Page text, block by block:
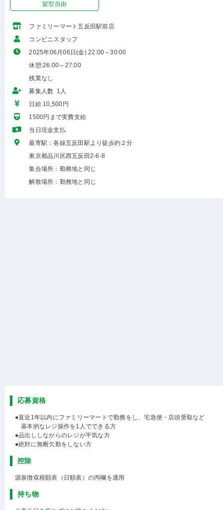
髪型自由
ファミリーマート五反田駅前店
コンビニスタッフ
2025年06月06日(金) 22:00～30:00
休憩:26:00～27:00
残業なし
募集人数 1人
日給 10,500円
1500円まで実費支給
当日現金支払
最寄駅：各線五反田駅より徒歩約２分
東京都品川区西五反田2-6-8
集合場所：勤務地と同じ
解散場所：勤務地と同じ
応募資格
●直近1年以内にファミリーマートで勤務をし、宅急便・店頭受取など
基本的なレジ操作を1人でできる方
●品出ししながらのレジが平気な方
●絶対に無断欠勤をしない方
控除
源泉徴収税額表（日額表）の丙欄を適用
持ち物